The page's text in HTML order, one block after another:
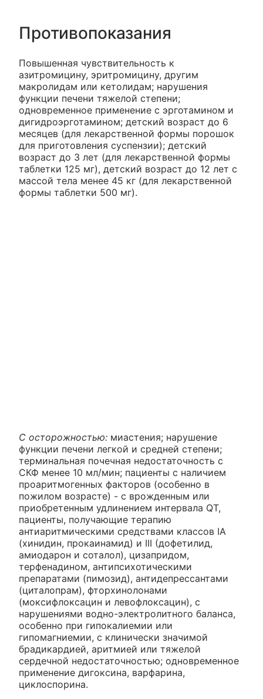
Противопоказания
Повышенная чувствительность к
азитромицину, эритромицину, другим
макролидам или кетолидам; нарушения
функции печени тяжелой степени;
одновременное применение с эрготамином и
дигидроэрготамином; детский возраст до 6
месяцев (для лекарственной формы порошок
для приготовления суспензии); детский
возраст до 3 лет (для лекарственной формы
таблетки 125 мг), детский возраст до 12 лет с
массой тела менее 45 кг (для лекарственной
формы таблетки 500 мг).
С осторожностью: миастения; нарушение
функции печени легкой и средней степени;
терминальная почечная недостаточность с
СКФ менее 10 мл/мин; пациенты с наличием
проаритмогенных факторов (особенно в
пожилом возрасте) - с врожденным или
приобретенным удлинением интервала QT,
пациенты, получающие терапию
антиаритмическими средствами классов IA
(хинидин, прокаинамид) и III (дофетилид,
амиодарон и соталол), цизапридом,
терфенадином, антипсихотическими
препаратами (пимозид), антидепрессантами
(циталопрам), фторхинолонами
(моксифлоксацин и левофлоксацин), с
нарушениями водно-электролитного баланса,
особенно при гипокалиемии или
гипомагниемии, с клинически значимой
брадикардией, аритмией или тяжелой
сердечной недостаточностью; одновременное
применение дигоксина, варфарина,
циклоспорина.